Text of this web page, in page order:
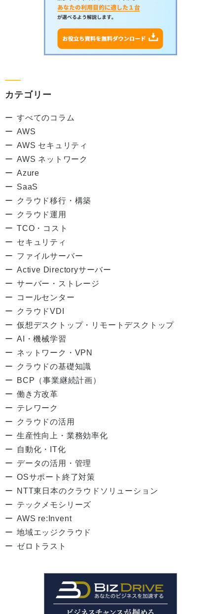
カテゴリー
すべてのコラム
AWS
AWS セキュリティ
AWS ネットワーク
Azure
SaaS
クラウド移行・構築
クラウド運用
TCO・コスト
セキュリティ
ファイルサーバー
Active Directoryサーバー
サーバー・ストレージ
コールセンター
クラウドVDI
仮想デスクトップ・リモートデスクトップ
AI・機械学習
ネットワーク・VPN
クラウドの基礎知識
BCP（事業継続計画）
働き方改革
テレワーク
クラウドの活用
生産性向上・業務効率化
自動化・IT化
データの活用・管理
OSサポート終了対策
NTT東日本のクラウドソリューション
テックメモシリーズ
AWS re:Invent
地域エッジクラウド
ゼロトラスト